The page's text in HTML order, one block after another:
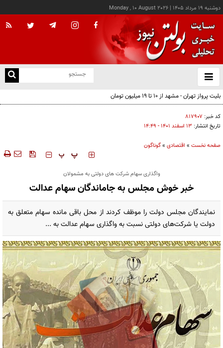
دوشنبه ۱۹ مرداد ۱۴۰۵ |
Monday , 10 August 2026
باز
و
بلیت پرواز تهران - مشهد از ۱۰ تا ۱۹ میلیون تومان
کد خبر: ۸۱۷۹۰۷
تاریخ انتشار: ۱۳ اسفند ۱۴۰۱ - ۱۴:۴۹
صفحه نخست » اقتصادی »گوناگون
‍‍‍ پ پ
واگذاری سهام شرکت های دولتی به مشمولان
خبر خوش مجلس به جاماندگان سهام عدالت
نمایندگان مجلس دولت را موظف کردند از محل باقی مانده سهام متعلق به
دولت یا شرکت‌های دولتی نسبت به واگذاری سهام عدالت به ...